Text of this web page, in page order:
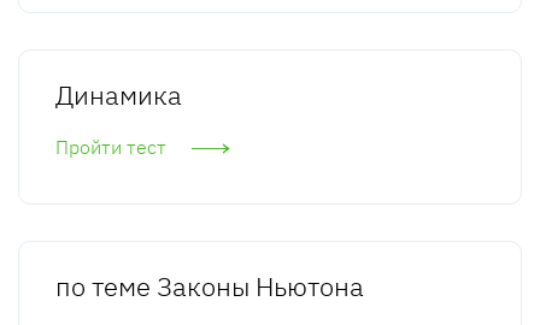
Динамика
Пройти тест
по теме Законы Ньютона